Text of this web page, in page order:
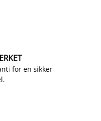
for en sikker